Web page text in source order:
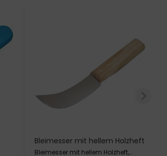
Bleimesser mit hellem Holzheft
Bleimesser mit hellem Holzheft,